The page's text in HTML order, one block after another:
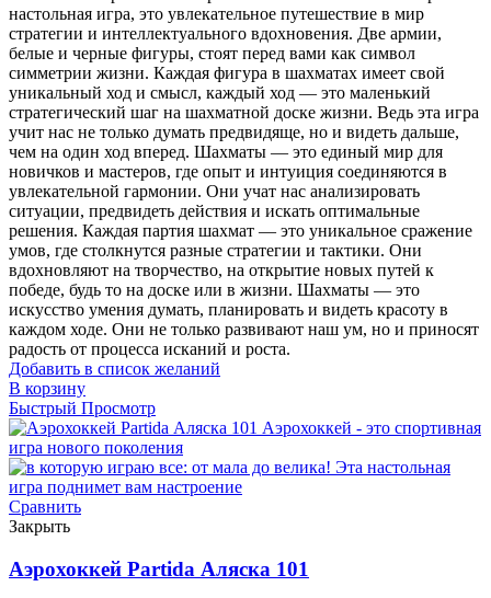
настольная игра, это увлекательное путешествие в мир
стратегии и интеллектуального вдохновения. Две армии,
белые и черные фигуры, стоят перед вами как символ
симметрии жизни. Каждая фигура в шахматах имеет свой
уникальный ход и смысл, каждый ход — это маленький
стратегический шаг на шахматной доске жизни. Ведь эта игра
учит нас не только думать предвидяще, но и видеть дальше,
чем на один ход вперед. Шахматы — это единый мир для
новичков и мастеров, где опыт и интуиция соединяются в
увлекательной гармонии. Они учат нас анализировать
ситуации, предвидеть действия и искать оптимальные
решения. Каждая партия шахмат — это уникальное сражение
умов, где столкнутся разные стратегии и тактики. Они
вдохновляют на творчество, на открытие новых путей к
победе, будь то на доске или в жизни. Шахматы — это
искусство умения думать, планировать и видеть красоту в
каждом ходе. Они не только развивают наш ум, но и приносят
радость от процесса исканий и роста.
Добавить в список желаний
В корзину
Быстрый Просмотр
Сравнить
Закрыть
Аэрохоккей Partida Аляска 101